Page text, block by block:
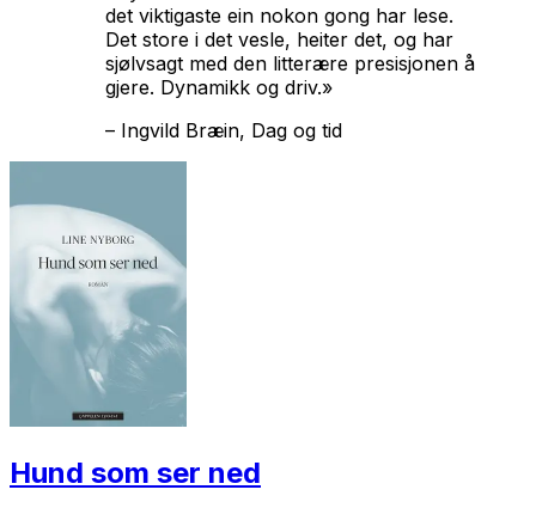
det viktigaste ein nokon gong har lese.
Det store i det vesle, heiter det, og har
sjølvsagt med den litterære presisjonen å
gjere. Dynamikk og driv.»
– Ingvild Bræin, Dag og tid
Hund som ser ned